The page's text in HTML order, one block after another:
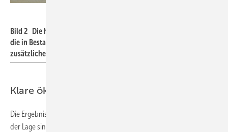
Bild 2 Die heutigen Wärmepumpen sind in der Regel in der Lage,
die in Bestandsgebäuden notwendigen Vorlauftemperaturen ohne
zusätzlichen direktelektrischen Heizstab zu erreichen.
Klare ökologische Vorteile
Die Ergebnisse der Feldtests zeigen deutlich, dass Wärmepumpen in
der Lage sind, auch in nicht sanierten oder nur geringfügig sanierten